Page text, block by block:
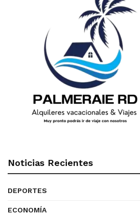
Noticias Recientes
DEPORTES
ECONOMÍA